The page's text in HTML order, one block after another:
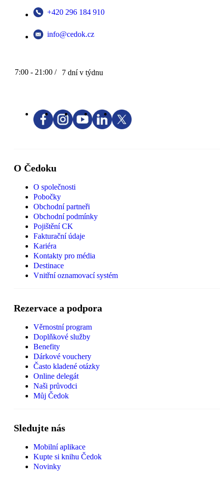
+420 296 184 910
info@cedok.cz
7:00 - 21:00 / 7 dní v týdnu
O Čedoku
O společnosti
Pobočky
Obchodní partneři
Obchodní podmínky
Pojištění CK
Fakturační údaje
Kariéra
Kontakty pro média
Destinace
Vnitřní oznamovací systém
Rezervace a podpora
Věrnostní program
Doplňkové služby
Benefity
Dárkové vouchery
Často kladené otázky
Online delegát
Naši průvodci
Můj Čedok
Sledujte nás
Mobilní aplikace
Kupte si knihu Čedok
Novinky